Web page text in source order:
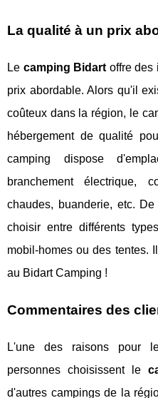
La qualité à un prix
Le camping Bidart offre des
prix abordable. Alors qu'il
coûteux dans la région, le
hébergement de qualité
camping dispose
branchement électrique,
chaudes, buanderie, etc.
choisir entre différents
mobil-homes ou des tentes.
au Bidart Camping !
Commentaires des
L'une des raisons pour
personnes choisissent le
d'autres campings de la